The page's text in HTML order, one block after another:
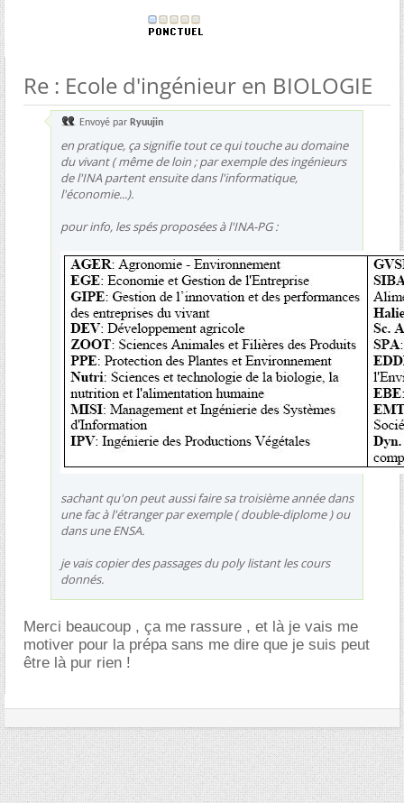
Re : Ecole d'ingénieur en BIOLOGIE
Envoyé par Ryuujin
en pratique, ça signifie tout ce qui touche au domaine
du vivant ( même de loin ; par exemple des ingénieurs
de l'INA partent ensuite dans l'informatique,
l'économie...).
pour info, les spés proposées à l'INA-PG :
sachant qu'on peut aussi faire sa troisième année dans
une fac à l'étranger par exemple ( double-diplome ) ou
dans une ENSA.
je vais copier des passages du poly listant les cours
donnés.
Merci beaucoup , ça me rassure , et là je vais me
motiver pour la prépa sans me dire que je suis peut
être là pur rien !